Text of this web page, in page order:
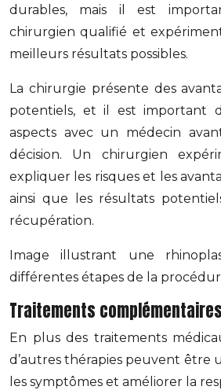
durables, mais il est
chirurgien qualifié et
meilleurs résultats possibles.
La chirurgie présente des
potentiels, et il est important
aspects avec un médecin
décision. Un chirurgien
expliquer les risques et les
ainsi que les résultats
récupération.
Image illustrant une
différentes étapes de la
Traitements complémentaires
En plus des traitements
d’autres thérapies peuvent être
les symptômes et améliorer la